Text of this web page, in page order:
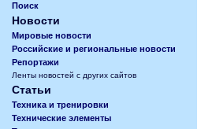
Поиск
Новости
Мировые новости
Российские и региональные новости
Репортажи
Ленты новостей с других сайтов
Статьи
Техника и тренировки
Технические элементы